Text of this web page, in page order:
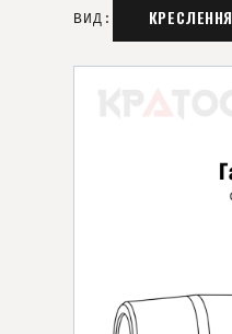
ВИД: КРЕСЛЕННЯ